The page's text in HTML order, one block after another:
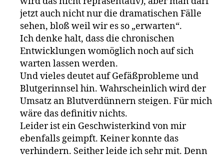
jetzt auch nicht nur die dramatischen Fälle
sehen, bloß weil wir es so „erwarten“.
Ich denke halt, dass die chronischen
Entwicklungen womöglich noch auf sich
warten lassen werden.
Und vieles deutet auf Gefäßprobleme und
Blutgerinnsel hin. Wahrscheinlich wird der
Umsatz an Blutverdünnern steigen. Für mich
wäre das definitiv nichts.
Leider ist ein Geschwisterkind von mir
ebenfalls geimpft. Keiner konnte das
verhindern. Seither leide ich sehr mit. Denn